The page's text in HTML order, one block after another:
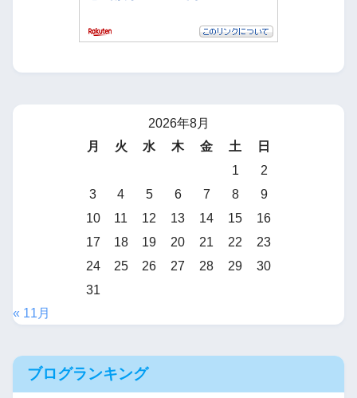
2026年8月
月
火 水 木 金 土
日
1
2
3
4 5 6 7 8
9
10
11 12 13 14 15
16
17
18 19 20 21 22
23
24
25 26 27 28 29
30
31
« 11月
ブログランキング